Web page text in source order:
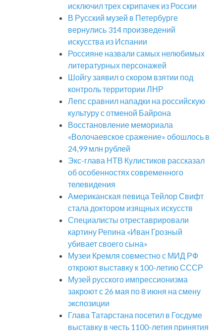
исключил трех скрипачек из России
В Русский музей в Петербурге
вернулись 314 произведений
искусства из Испании
Россияне назвали самых нелюбимых
литературных персонажей
Шойгу заявил о скором взятии под
контроль территории ЛНР
Лепс сравнил нападки на российскую
культуру с отменой Байрона
Восстановление мемориала
«Волочаевское сражение» обошлось в
24,99 млн рублей
Экс-глава НТВ Кулистиков рассказал
об особенностях современного
телевидения
Американская певица Тейлор Свифт
стала доктором изящных искусств
Специалисты отреставрировали
картину Репина «Иван Грозный
убивает своего сына»
Музеи Кремля совместно с МИД РФ
откроют выставку к 100-летию СССР
Музей русского импрессионизма
закроют с 26 мая по 8 июня на смену
экспозиции
Глава Татарстана посетил в Госдуме
выставку в честь 1100-летия принятия